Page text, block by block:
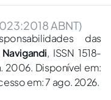
ABNT)
das
, ISSN 1518-
2006. Disponível em:
em: 7 ago. 2026.